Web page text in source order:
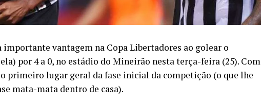
vantagem na Copa Libertadores ao golear o
por 4 a 0, no estádio do Mineirão nesta terça-feira (25). Com
primeiro lugar geral da fase inicial da competição (o que lhe
mata-mata dentro de casa).